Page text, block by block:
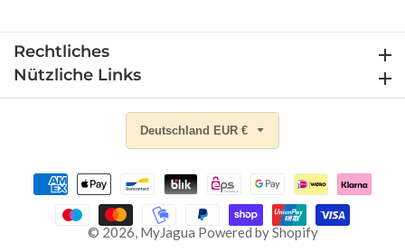
Rechtliches
Nützliche Links
© 2026, MyJagua Powered by Shopify
Deutschland EUR €